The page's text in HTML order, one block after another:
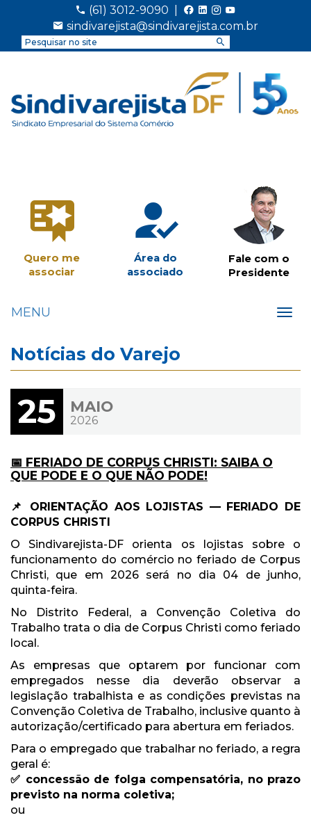
(61) 3012-9090
sindivarejista@sindivarejista.com.br
Quero me
associar
Área do
associado
Fale com o
Presidente
MENU
Notícias do Varejo
25 MAIO
2026
📅 FERIADO DE CORPUS CHRISTI: SAIBA O
QUE PODE E O QUE NÃO PODE!
📌 ORIENTAÇÃO AOS LOJISTAS — FERIADO DE
CORPUS CHRISTI
O Sindivarejista-DF orienta os lojistas sobre o
funcionamento do comércio no feriado de Corpus
Christi, que em 2026 será no dia 04 de junho,
quinta-feira.
No Distrito Federal, a Convenção Coletiva do
Trabalho trata o dia de Corpus Christi como feriado
local.
As empresas que optarem por funcionar com
empregados nesse dia deverão observar a
legislação trabalhista e as condições previstas na
Convenção Coletiva de Trabalho, inclusive quanto à
autorização/certificado para abertura em feriados.
Para o empregado que trabalhar no feriado, a regra
geral é:
✅ concessão de folga compensatória, no prazo
previsto na norma coletiva;
ou